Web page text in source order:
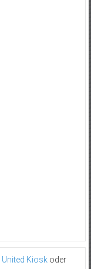
United Kioskoder